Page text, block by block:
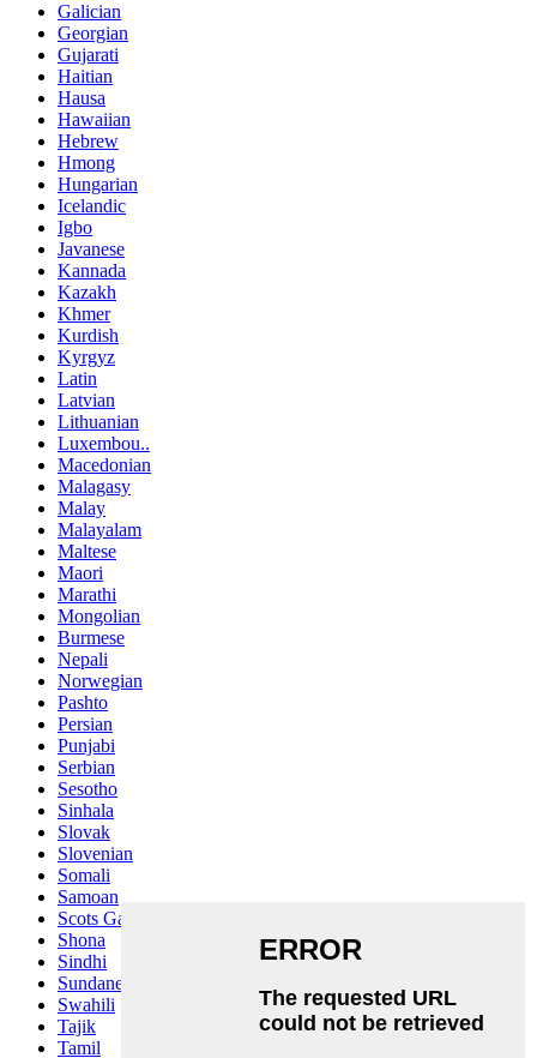
Galician
Georgian
Gujarati
Haitian
Hausa
Hawaiian
Hebrew
Hmong
Hungarian
Icelandic
Igbo
Javanese
Kannada
Kazakh
Khmer
Kurdish
Kyrgyz
Latin
Latvian
Lithuanian
Luxembou..
Macedonian
Malagasy
Malay
Malayalam
Maltese
Maori
Marathi
Mongolian
Burmese
Nepali
Norwegian
Pashto
Persian
Punjabi
Serbian
Sesotho
Sinhala
Slovak
Slovenian
Somali
Samoan
Scots Gaelic
Shona
Sindhi
Sundanese
Swahili
Tajik
Tamil